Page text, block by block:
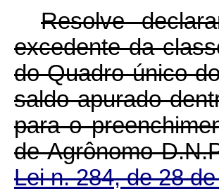
Resolve
excedente da
do Quadro único
saldo apurado
para o
de Agrônomo
Lei n. 284, de 28